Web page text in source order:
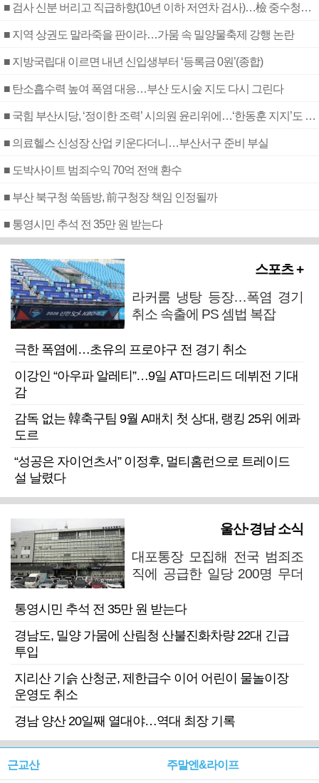
■ 검사 신분 버리고 직급하향(10년 이하 저연차 검사)…檢 중수청행 기피
■ 지역 상권도 말라죽을 판이라…가뭄 속 밀양물축제 강행 논란
■ 지방국립대 이르면 내년 신입생부터 ‘등록금 0원’(종합)
■ 탄소흡수력 높여 폭염 대응…부산 도시숲 지도 다시 그린다
■ 국힘 부산시당, ‘정이한 조력’ 시의원 윤리위에…‘한동훈 지지’도 신고접수
■ 의료헬스 신성장 산업 키운다더니…부산서구 준비 부실
■ 도박사이트 범죄수익 70억 전액 환수
■ 부산 북구청 쑥뜸방, 前구청장 책임 인정될까
■ 통영시민 추석 전 35만 원 받는다
스포츠 +
라커룸 냉탕 등장…폭염 경기
취소 속출에 PS 셈법 복잡
극한 폭염에…초유의 프로야구 전 경기 취소
이강인 “아우파 알레티”…9일 AT마드리드 데뷔전 기대
감
감독 없는 韓축구팀 9월 A매치 첫 상대, 랭킹 25위 에콰
도르
“성공은 자이언츠서” 이정후, 멀티홈런으로 트레이드
설 날렸다
울산·경남 소식
대포통장 모집해 전국 범죄조
직에 공급한 일당 200명 무더
통영시민 추석 전 35만 원 받는다
경남도, 밀양 가뭄에 산림청 산불진화차량 22대 긴급
투입
지리산 기슭 산청군, 제한급수 이어 어린이 물놀이장
운영도 취소
경남 양산 20일째 열대야…역대 최장 기록
근교산 주말엔&라이프